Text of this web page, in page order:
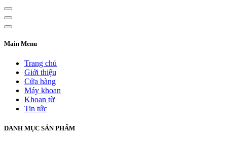
Main Menu
Trang chủ
Giới thiệu
Cửa hàng
Máy khoan
Khoan từ
Tin tức
DANH MỤC SẢN PHẨM